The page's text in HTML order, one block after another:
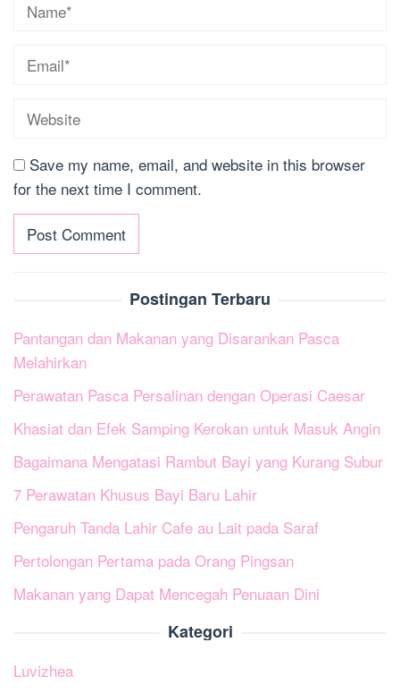
Save my name, email, and website in this browser
for the next time I comment.
Postingan Terbaru
Pantangan dan Makanan yang Disarankan Pasca
Melahirkan
Perawatan Pasca Persalinan dengan Operasi Caesar
Khasiat dan Efek Samping Kerokan untuk Masuk Angin
Bagaimana Mengatasi Rambut Bayi yang Kurang Subur
7 Perawatan Khusus Bayi Baru Lahir
Pengaruh Tanda Lahir Cafe au Lait pada Saraf
Pertolongan Pertama pada Orang Pingsan
Makanan yang Dapat Mencegah Penuaan Dini
Kategori
Luvizhea